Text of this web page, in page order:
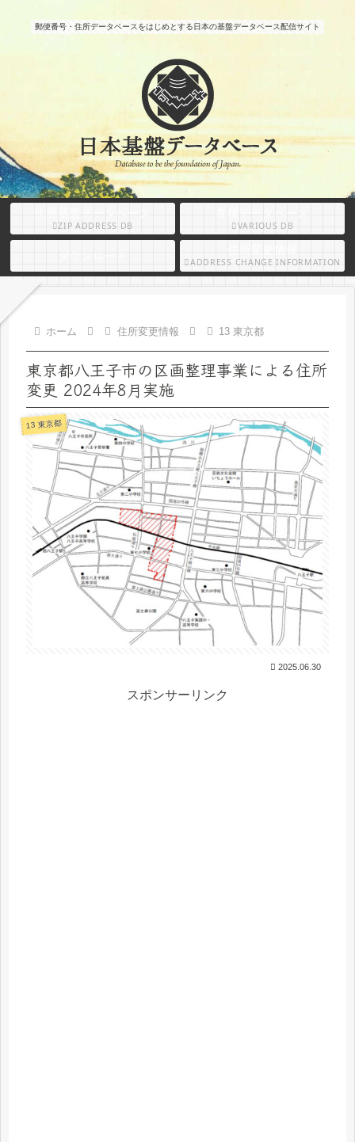
郵便番号・住所データベースをはじめとする日本の基盤データベース配信サイト
住所基盤データベース
ZIP ADDRESS DB VARIOUS DB
ADDRESS CHANGE INFORMATION
ホーム 住所変更情報 13 東京都
東京都八王子市の区画整理事業による住所
変更 2024年8月実施
13 東京都
2025.06.30
スポンサーリンク